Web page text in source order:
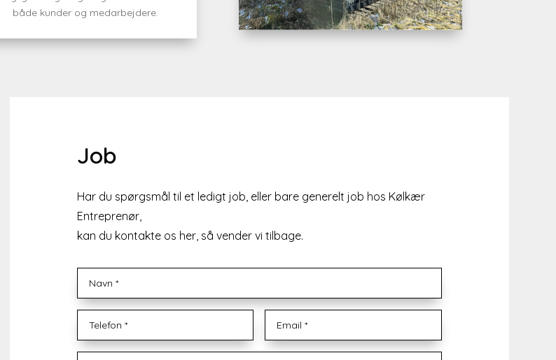
både kunder og medarbejdere.
Job
Har du spørgsmål til et ledigt job, eller bare generelt job hos Kølkær
Entreprenør,
kan du kontakte os her, så vender vi tilbage.